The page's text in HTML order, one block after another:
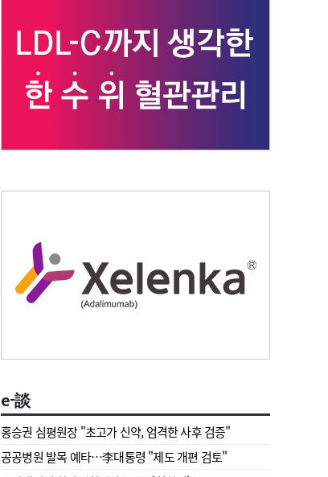
e-談
홍승권 심평원장 " 초고가 신약, 엄격한 사후 검증"
공공병원 발목 예타…李대통령 "제도 개편 검토"